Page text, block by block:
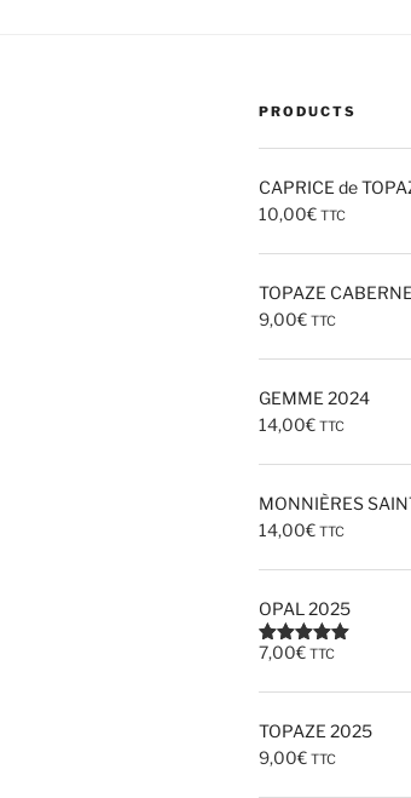
PRODUCTS
CAPRICE de
10,00€ TTC
TOPAZE
9,00€ TTC
GEMME 2024
14,00€ TTC
MONNIÈRES
14,00€ TTC
OPAL 2025
Note5.00
7,00€ TTC
TOPAZE 2025
9,00€ TTC